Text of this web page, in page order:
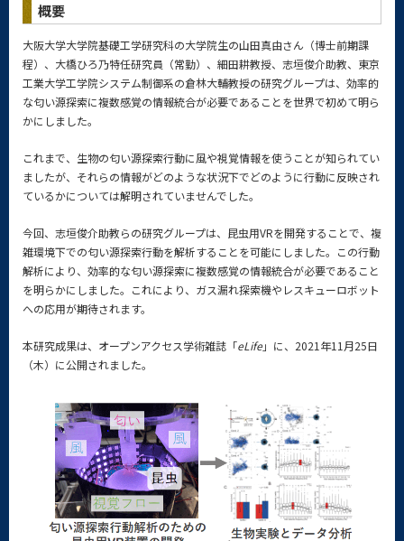
概要
大阪大学大学院基礎工学研究科の大学院生の山田真由さん（博士前期課
程）、大橋ひろ乃特任研究員（常勤）、細田耕教授、志垣俊介助教、東京
工業大学工学院システム制御系の倉林大輔教授の研究グループは、効率的
な匂い源探索に複数感覚の情報統合が必要であることを世界で初めて明ら
かにしました。
これまで、生物の匂い源探索行動に風や視覚情報を使うことが知られてい
ましたが、それらの情報がどのような状況下でどのように行動に反映され
ているかについては解明されていませんでした。
今回、志垣俊介助教らの研究グループは、昆虫用VRを開発することで、複
雑環境下での匂い源探索行動を解析することを可能にしました。この行動
解析により、効率的な匂い源探索に複数感覚の情報統合が必要であること
を明らかにしました。これにより、ガス漏れ探索機やレスキューロボット
への応用が期待されます。
本研究成果は、オープンアクセス学術雑誌「eLife」に、2021年11月25日
（木）に公開されました。